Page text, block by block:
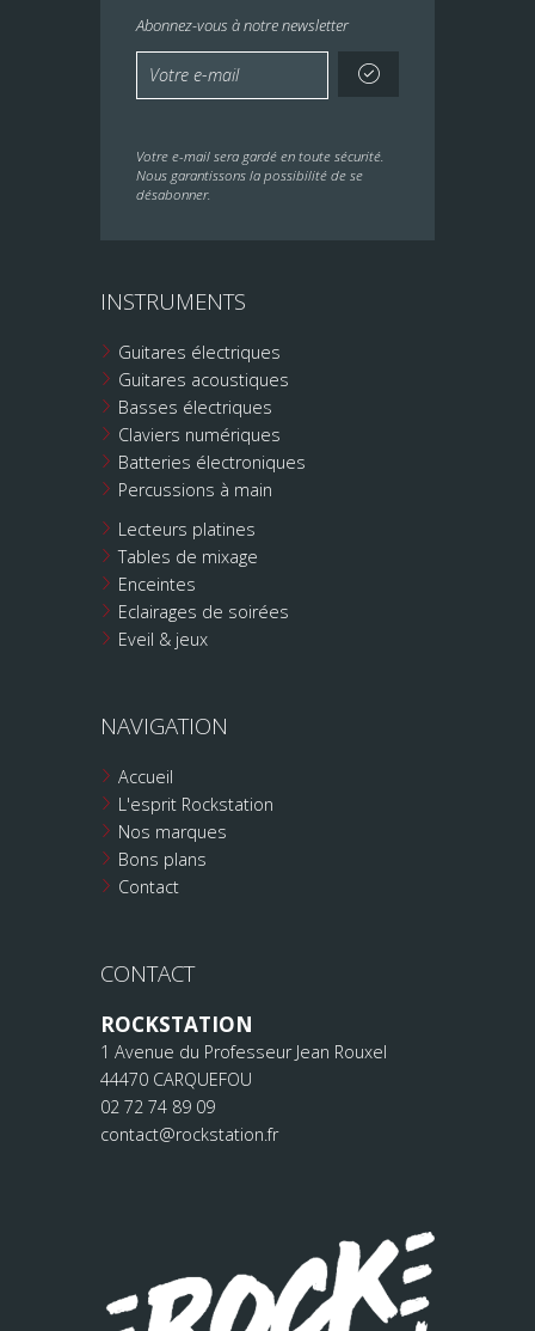
Abonnez-vous à notre newsletter
Votre e-mail sera gardé en toute sécurité.
Nous garantissons la possibilité de se
désabonner.
INSTRUMENTS
Guitares électriques
Guitares acoustiques
Basses électriques
Claviers numériques
Batteries électroniques
Percussions à main
Lecteurs platines
Tables de mixage
Enceintes
Eclairages de soirées
Eveil & jeux
NAVIGATION
Accueil
L'esprit Rockstation
Nos marques
Bons plans
Contact
CONTACT
ROCKSTATION
1 Avenue du Professeur Jean Rouxel
44470 CARQUEFOU
02 72 74 89 09
contact@rockstation.fr